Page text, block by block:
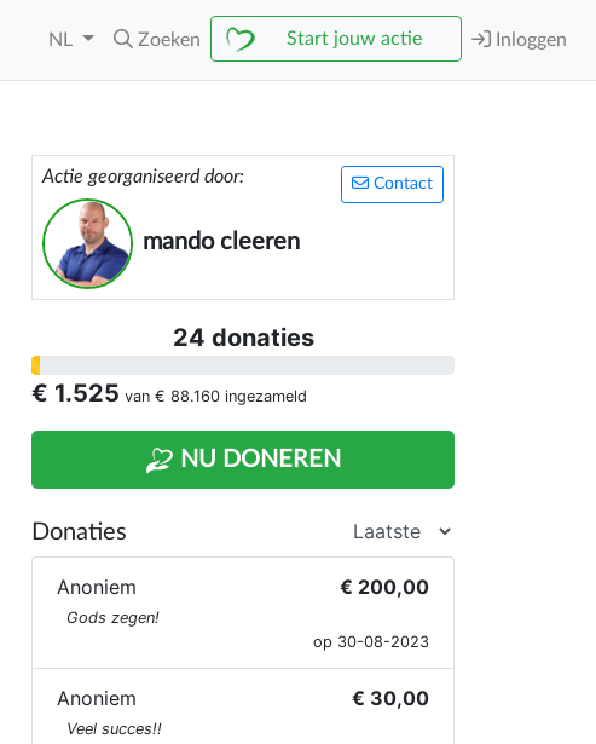
NL Zoeken Start jouw actie Inloggen
Contact
Actie georganiseerd door:
mando cleeren
24 donaties
€ 1.525 van € 88.160 ingezameld
NU DONEREN
Donaties
Anoniem € 200,00
Gods zegen!
op 30-08-2023
Anoniem € 30,00
Veel succes!!